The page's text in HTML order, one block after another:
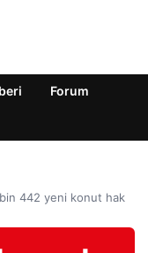
Forum
442 yeni konut hak